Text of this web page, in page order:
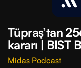
Tüpraş’tan
kararı | BIST
Midas Podcast